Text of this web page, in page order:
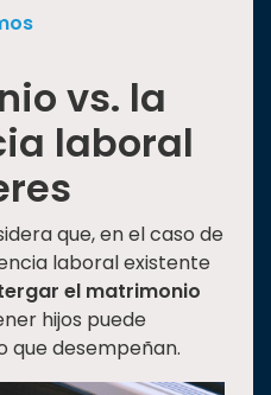
vs. la
laboral
que, en el caso de
laboral existente
el matrimonio
hijos puede
que desempeñan.